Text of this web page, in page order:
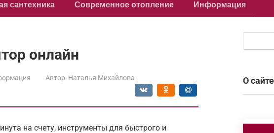
сантехника Современное отопление Информация
онлайн
Автор: Наталья Михайлова
на счету, инструменты для быстрого и
О сайте